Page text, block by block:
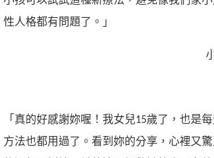
性人格都有問題了。」
「真的好感謝妳喔！我女兒15歲了，也是
方法也都用過了。看到妳的分享，心裡又